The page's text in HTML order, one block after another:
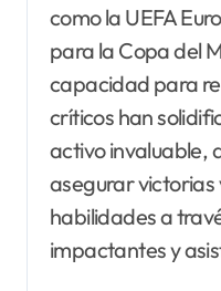
como la UEFA
para la Copa del
capacidad para
críticos han
activo invaluable,
asegurar victorias
habilidades a
impactantes y